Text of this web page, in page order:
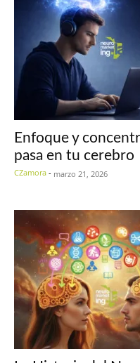
Enfoque y
pasa en tu cerebro
CZamora - marzo 21, 2026